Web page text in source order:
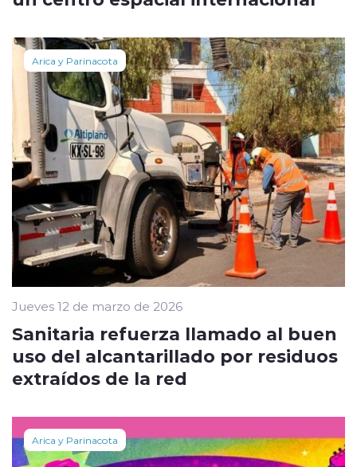
Arica y Parinacota
Jueves 12 de marzo de 2026
Sanitaria refuerza llamado al buen
uso del alcantarillado por residuos
extraídos de la red
Arica y Parinacota